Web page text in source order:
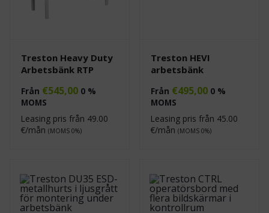
Treston Heavy Duty
Arbetsbänk RTP
Från €545,00 0 %
MOMS
Leasing pris från 49.00
€/mån (MOMS 0%)
Treston HEVI
arbetsbänk
Från €495,00 0 %
MOMS
Leasing pris från 45.00
€/mån (MOMS 0%)